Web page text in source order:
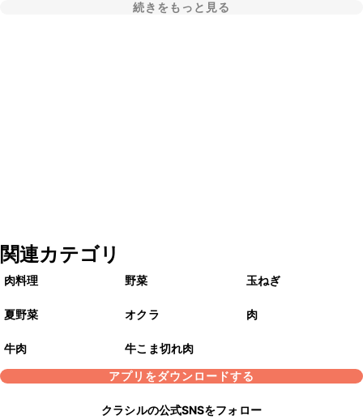
続きをもっと見る
関連カテゴリ
肉料理 野菜 玉ねぎ
夏野菜 オクラ 肉
牛肉
牛こま切れ肉
アプリをダウンロードする
クラシルの公式SNSをフォロー